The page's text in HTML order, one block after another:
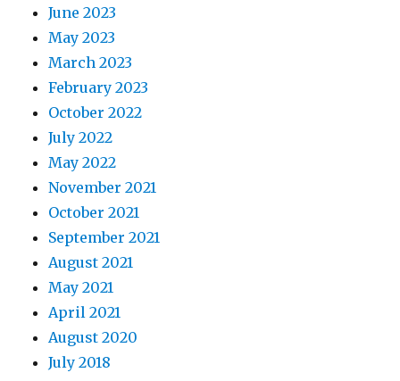
June 2023
May 2023
March 2023
February 2023
October 2022
July 2022
May 2022
November 2021
October 2021
September 2021
August 2021
May 2021
April 2021
August 2020
July 2018